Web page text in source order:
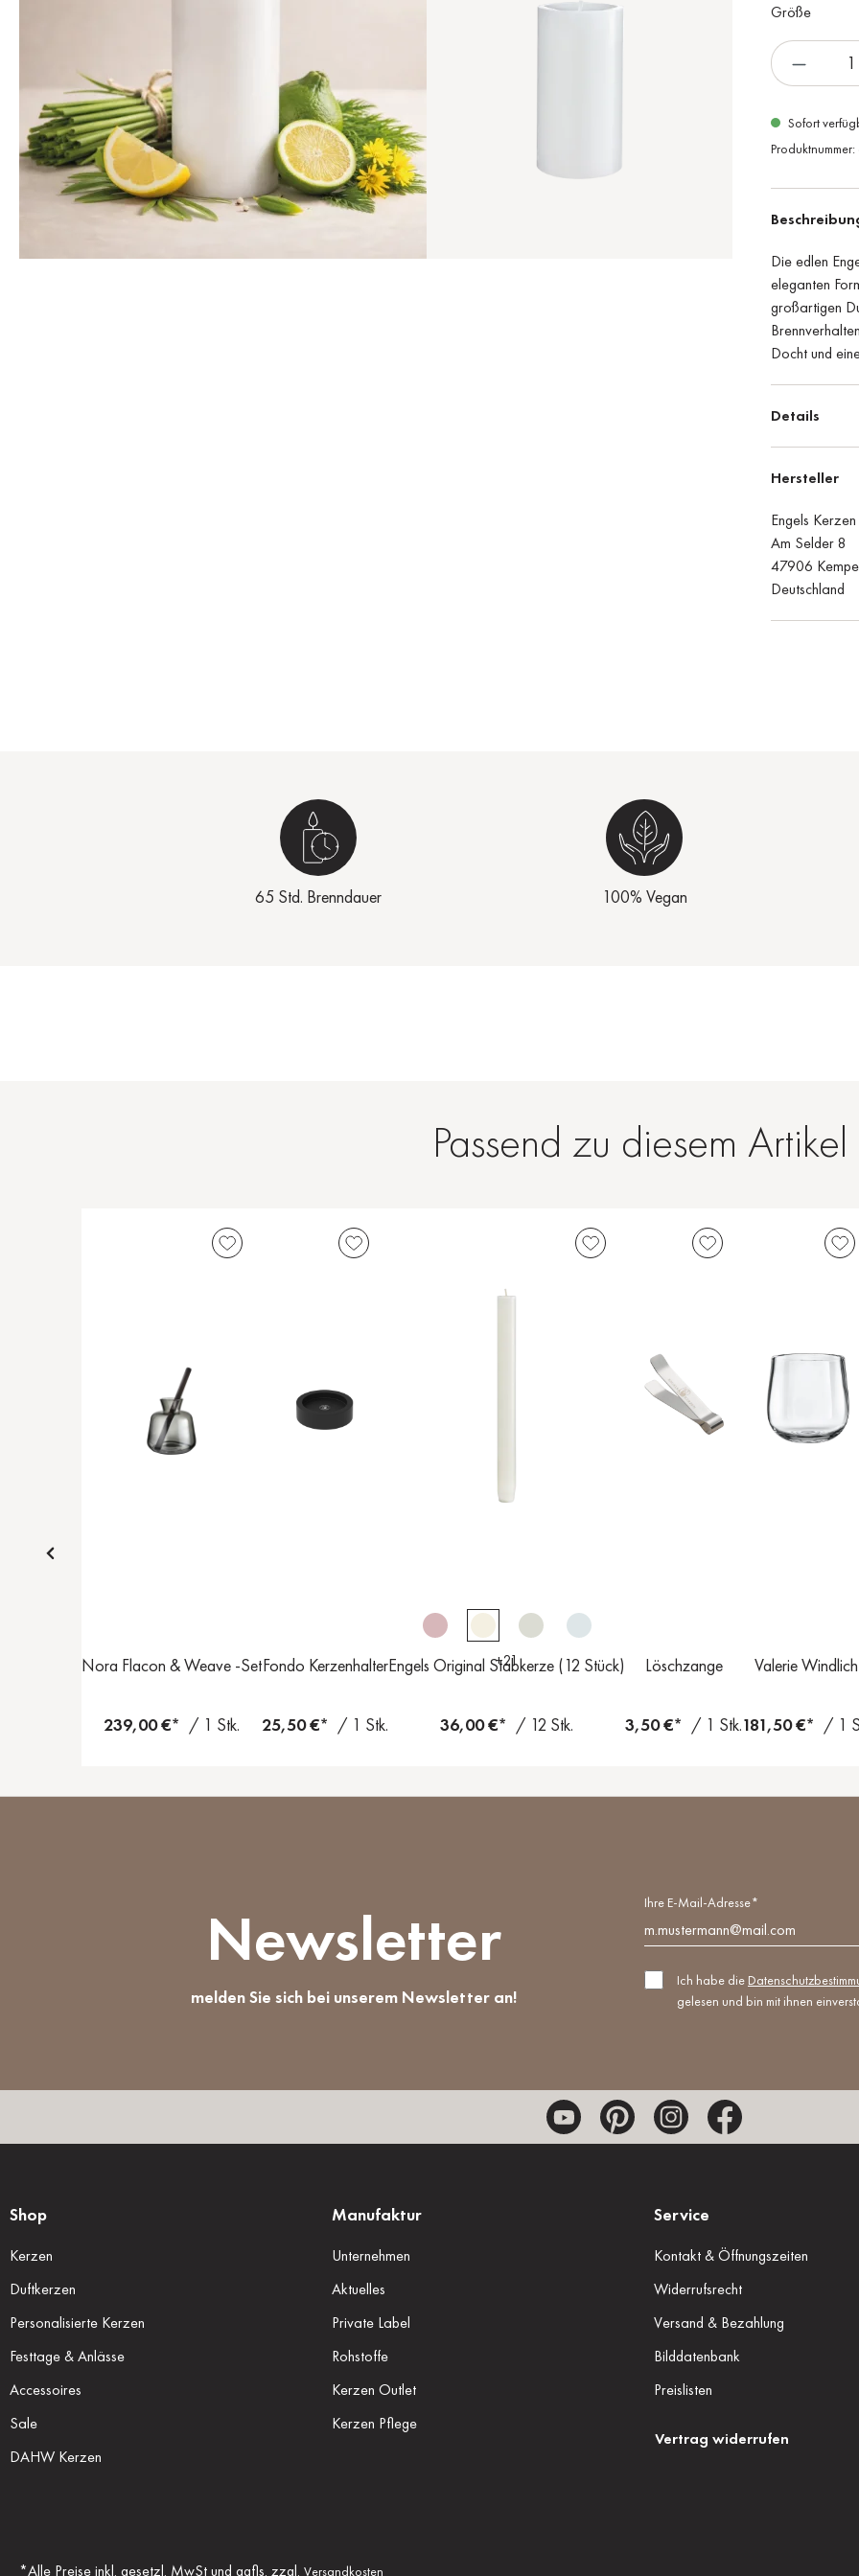
Größe
Sofort
Produktnummer:
Die edlen
eleganten
großartigen
Docht und
Details
Hersteller
Engels
Am Selder 8
47906
Deutschland
65 Std. Brenndauer 100% Vegan
Passend zu diesem Artikel
Nora Flacon & Weave -Set
239,00 €* / 1 Stk.
Fondo Kerzenhalter
25,50 €* / 1 Stk.
+21
Engels Original Stabkerze (12 Stück)
36,00 €* / 12 Stk.
Löschzange
3,50 €* / 1 Stk.
Valerie
181,50 €* / 1
Newsletter
melden Sie sich bei unserem Newsletter an!
Ihre E-Mail-Adresse*
Ich habe die
gelesen und bin mit ihnen
Shop
Kerzen
Duftkerzen
Personalisierte Kerzen
Festtage & Anlässe
Accessoires
Sale
DAHW Kerzen
Manufaktur
Unternehmen
Aktuelles
Private Label
Rohstoffe
Kerzen Outlet
Kerzen Pflege
Service
Kontakt & Öffnungszeiten
Widerrufsrecht
Versand & Bezahlung
Bilddatenbank
Preislisten
Vertrag widerrufen
*Alle Preise inkl. gesetzl. MwSt und ggfls. zzgl. Versandkosten